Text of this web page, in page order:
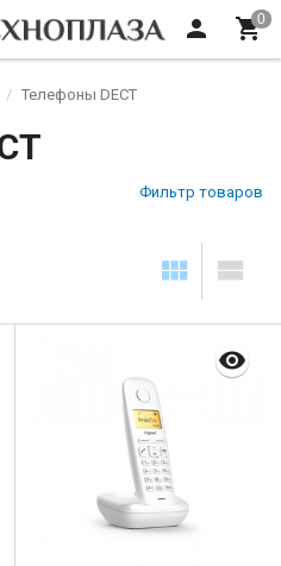
Телефоны DECT
Фильтр товаров